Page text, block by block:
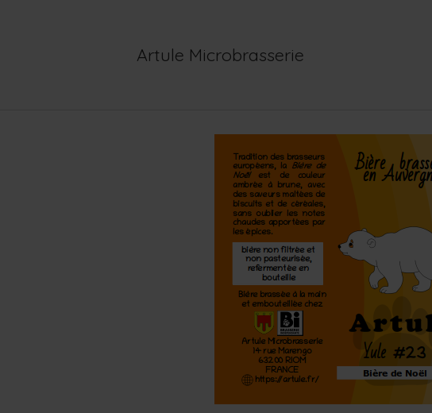
Artule Microbrasserie